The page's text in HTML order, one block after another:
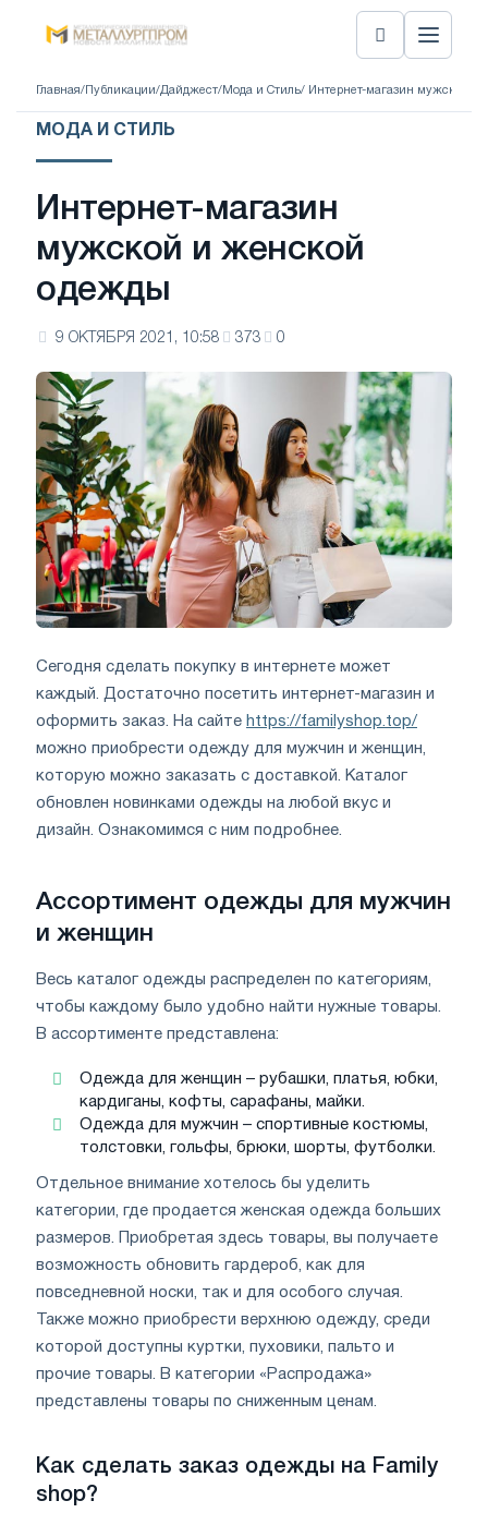
Главная/ Публикации/Дайджест/ Мода и Стиль/ Интернет-магазин мужской и
МОДА И СТИЛЬ
Интернет-магазин
мужской и женской
одежды
9 ОКТЯБРЯ 2021, 10:58 373 0
Сегодня сделать покупку в интернете может
каждый. Достаточно посетить интернет-магазин и
оформить заказ. На сайте https://familyshop.top/
можно приобрести одежду для мужчин и женщин,
которую можно заказать с доставкой. Каталог
обновлен новинками одежды на любой вкус и
дизайн. Ознакомимся с ним подробнее.
Ассортимент одежды для мужчин
и женщин
Весь каталог одежды распределен по категориям,
чтобы каждому было удобно найти нужные товары.
В ассортименте представлена:
Одежда для женщин – рубашки, платья, юбки,
кардиганы, кофты, сарафаны, майки.
Одежда для мужчин – спортивные костюмы,
толстовки, гольфы, брюки, шорты, футболки.
Отдельное внимание хотелось бы уделить
категории, где продается женская одежда больших
размеров. Приобретая здесь товары, вы получаете
возможность обновить гардероб, как для
повседневной носки, так и для особого случая.
Также можно приобрести верхнюю одежду, среди
которой доступны куртки, пуховики, пальто и
прочие товары. В категории «Распродажа»
представлены товары по сниженным ценам.
Как сделать заказ одежды на Family
shop?